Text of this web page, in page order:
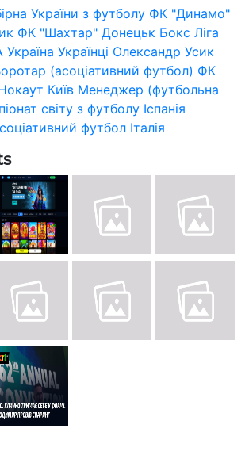
України з футболу ФК "Динамо"
ФК "Шахтар" Донецьк Бокс Ліга
Україна Українці Олександр Усик
(асоціативний футбол) ФК
Київ Менеджер (футбольна
світу з футболу Іспанія
футбол Італія